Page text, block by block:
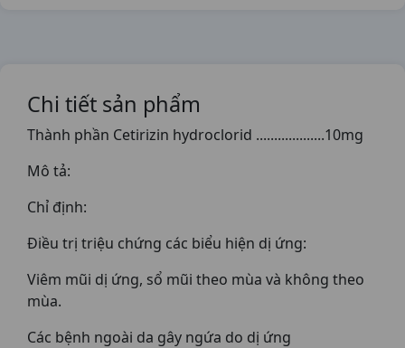
Chi tiết sản phẩm
Thành phần Cetirizin hydroclorid ...................10mg
Mô tả:
Chỉ định:
Điều trị triệu chứng các biểu hiện dị ứng:
Viêm mũi dị ứng, sổ mũi theo mùa và không theo
mùa.
Các bệnh ngoài da gây ngứa do dị ứng